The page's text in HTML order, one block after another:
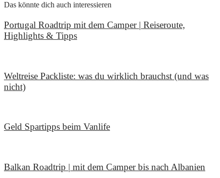
Das könnte dich auch interessieren
Portugal Roadtrip mit dem Camper | Reiseroute,
Highlights & Tipps
Weltreise Packliste: was du wirklich brauchst (und was
nicht)
Geld Spartipps beim Vanlife
Balkan Roadtrip | mit dem Camper bis nach Albanien